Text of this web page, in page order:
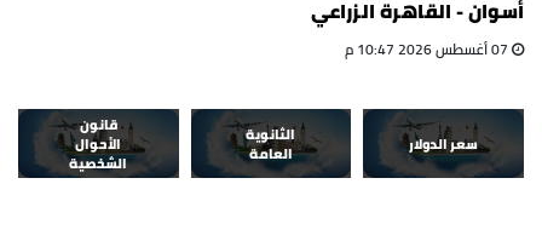
أسوان - القاهرة الزراعي
سعر الدولار
الثانوية
العامة
قانون
الأحوال
الشخصية